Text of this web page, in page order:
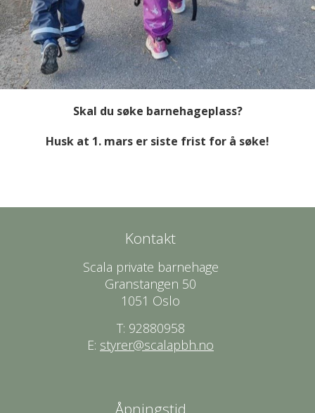
Skal du søke barnehageplass?
Husk at 1. mars er siste frist for å søke!
Kontakt
Scala private barnehage
Granstangen 50
1051 Oslo
T: 92880958
E: styrer@scalapbh.no
Åpningstid